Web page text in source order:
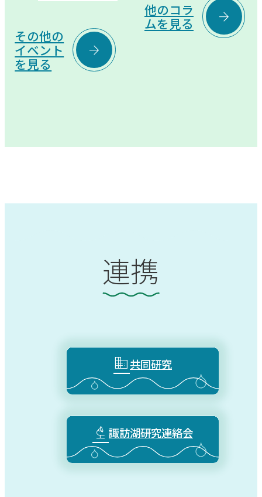
その他の
イベント
を見る

他のコラ
ムを見る

連携
共同研究
 諏訪湖研究連絡会